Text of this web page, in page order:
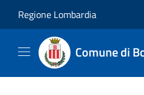
Regione Lombardia
Comune di